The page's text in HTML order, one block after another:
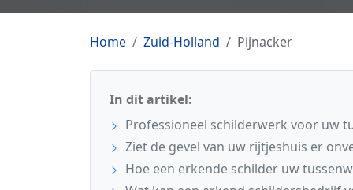
Home Zuid-Holland Pijnacker
In dit artikel:
Professioneel schilderwerk voor uw
Ziet de gevel van uw rijtjeshuis er
Hoe een erkende schilder uw